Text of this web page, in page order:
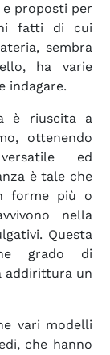
proposti per
fatti di cui
sembra
ha varie
indagare.
è riuscita a
ottenendo
ed
è tale che
forme più o
nella
Questa
grado di
addirittura un
vari modelli
che hanno